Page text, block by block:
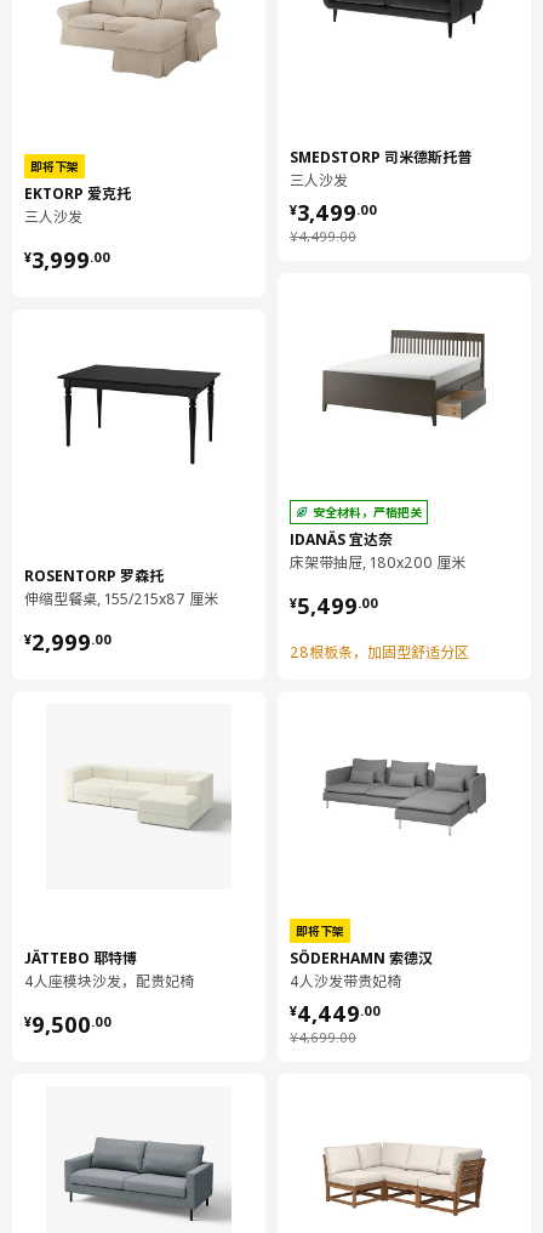
即将下架
EKTORP 爱克托
三人沙发
¥3,999.00
¥ 3999.00
ROSENTORP 罗森托
伸缩型餐桌, 155/215x87 厘米
¥2,999.00
¥ 2999.00
JÄTTEBO 耶特博
4人座模块沙发，配贵妃椅
¥9,500.00
¥ 9500.00
SMEDSTORP 司米德斯托普
三人沙发
¥4,499.00
¥ 4499.00
¥3,499.00
¥ 3499.00
安全材料，严格把关
IDANÄS 宜达奈
床架带抽屉, 180x200 厘米
¥5,499.00
¥ 5499.00
28根板条，加固型舒适分区
即将下架
SÖDERHAMN 索德汉
4人沙发带贵妃椅
¥4,699.00
¥ 4699.00
¥4,449.00
¥ 4449.00